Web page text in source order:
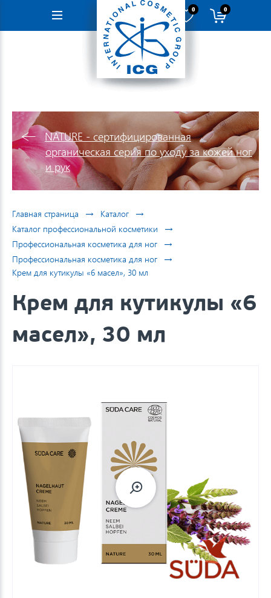
Навигация
0 0
NATURE - cертифицированная
органическая серия по уходу за кожей ног
и рук
Главная страница → Каталог →
Каталог профессиональной косметики →
Профессиональная косметика для ног →
Профессиональная косметика для ног →
Крем для кутикулы «6 масел», 30 мл
Крем для кутикулы «6
масел», 30 мл